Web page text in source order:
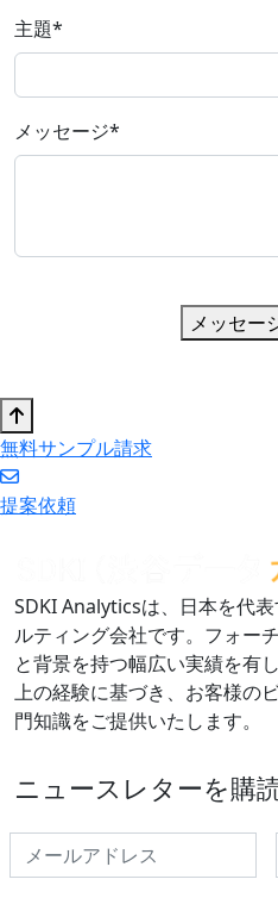
主題*
メッセージ*
メッセー
無料サンプル請求
提案依頼
SDKI Analyticsは、日本を代
ルティング会社です。フォー
と背景を持つ幅広い実績を有
上の経験に基づき、お客様の
門知識をご提供いたします。
ニュースレターを購